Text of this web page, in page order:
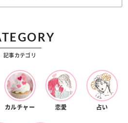
記事カテゴリ
カルチャー 恋愛 占い